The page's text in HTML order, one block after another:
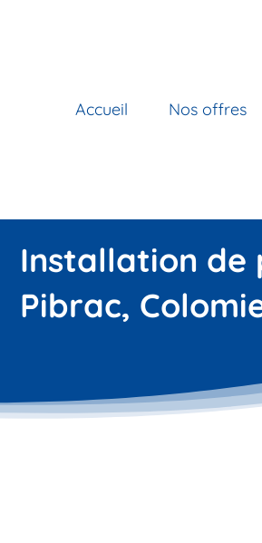
Accueil Nos offres
Installation de
Pibrac,